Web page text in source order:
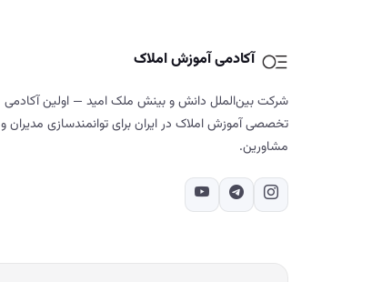
آکادمی آموزش املاک
شرکت بین‌الملل دانش و بینش ملک امید — اولین آکادمی
تخصصی آموزش املاک در ایران برای توانمندسازی مدیران و
مشاورین.